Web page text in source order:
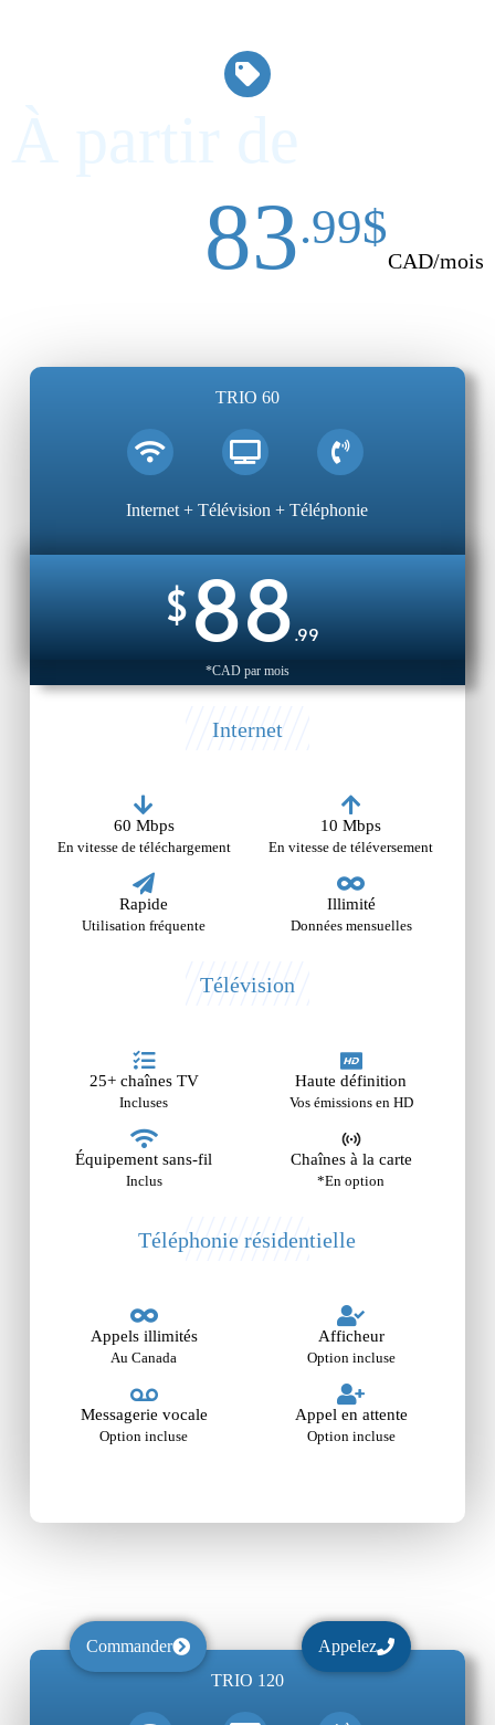
83.99$
CAD/mois
TRIO 60
Internet + Télévision + Téléphonie
$88.99
*CAD par mois
Commander Appelez
Internet
60 Mbps
En vitesse de téléchargement
10 Mbps
En vitesse de téléversement
Rapide
Utilisation fréquente
Illimité
Données mensuelles
Télévision
25+ chaînes TV
Incluses
Haute définition
Vos émissions en HD
Équipement sans-fil
Inclus
Chaînes à la carte
*En option
Téléphonie résidentielle
Appels illimités
Au Canada
Afficheur
Option incluse
Messagerie vocale
Option incluse
Appel en attente
Option incluse
TRIO 120